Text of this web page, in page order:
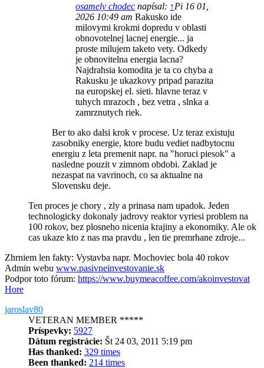
osamely chodec napísal: ↑Pi 16 01,
2026 10:49 am Rakusko ide
milovymi krokmi dopredu v oblasti
obnovotelnej lacnej energie... ja
proste milujem taketo vety. Odkedy
je obnovitelna energia lacna?
Najdrahsia komodita je ta co chyba a
Rakusku je ukazkovy pripad parazita
na europskej el. sieti. hlavne teraz v
tuhych mrazoch , bez vetra , slnka a
zamrznutych riek.
Ber to ako dalsi krok v procese. Uz teraz existuju
zasobniky energie, ktore budu vediet nadbytocnu
energiu z leta premenit napr. na "horuci piesok" a
nasledne pouzit v zimnom obdobi. Zaklad je
nezaspat na vavrinoch, co sa aktualne na
Slovensku deje.
Ten proces je chory , zly a prinasa nam upadok. Jeden
technologicky dokonaly jadrovy reaktor vyriesi problem na
100 rokov, bez plosneho nicenia krajiny a ekonomiky. Ale ok
cas ukaze kto z nas ma pravdu , len tie premrhane zdroje...
Zhrniem len fakty: Vystavba napr. Mochoviec bola 40 rokov
Admin webu www.pasivneinvestovanie.sk
Podpor toto fórum: https://www.buymeacoffee.com/akoinvestovat
Hore
jaroslav80
VETERAN MEMBER *****
Príspevky: 5927
Dátum registrácie: Št 24 03, 2011 5:19 pm
Has thanked: 329 times
Been thanked: 214 times